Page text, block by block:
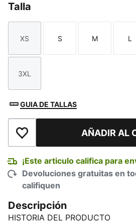
Talla
Talla
XS
Talla
S
Talla
M L
Talla
3XL
GUIA DE TALLAS
Añadir a la lista de deseos
AÑADIR AL
¡Este articulo califica para
Devoluciones gratuitas en
califiquen
Descripción
HISTORIA DEL PRODUCTO